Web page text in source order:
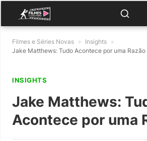
Filmes e Séries Novas » Insights »
Jake Matthews: Tudo Acontece por uma Razão
INSIGHTS
Jake Matthews:
Acontece por uma